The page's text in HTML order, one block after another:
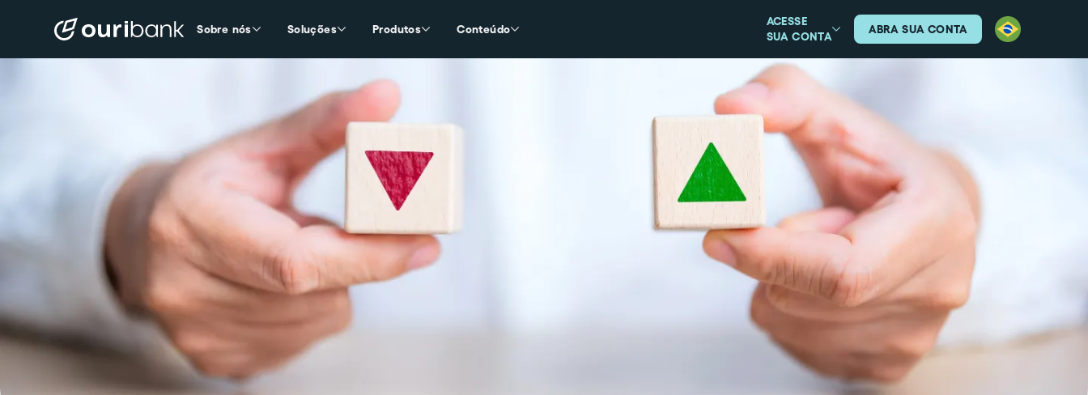
Sobre nós Soluções Produtos Conteúdo
ACESSE
SUA CONTA
ABRA SUA CONTA